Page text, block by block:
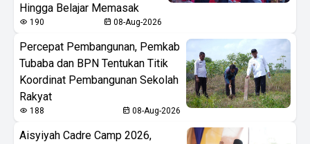
Hingga Belajar Memasak
190 08-Aug-2026
Percepat Pembangunan, Pemkab
Tubaba dan BPN Tentukan Titik
Koordinat Pembangunan Sekolah
Rakyat
188 08-Aug-2026
Aisyiyah Cadre Camp 2026,